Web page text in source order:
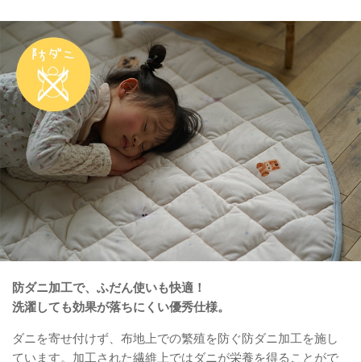
防ダニ加工で、ふだん使いも快適！
洗濯しても効果が落ちにくい優秀仕様。
ダニを寄せ付けず、布地上での繁殖を防ぐ防ダニ加工を施し
ています。加工された繊維上ではダニが栄養を得ることがで